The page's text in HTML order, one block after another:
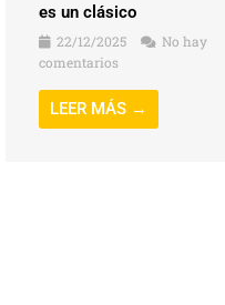
es un clásico
22/12/2025
No hay
comentarios
LEER MÁS →